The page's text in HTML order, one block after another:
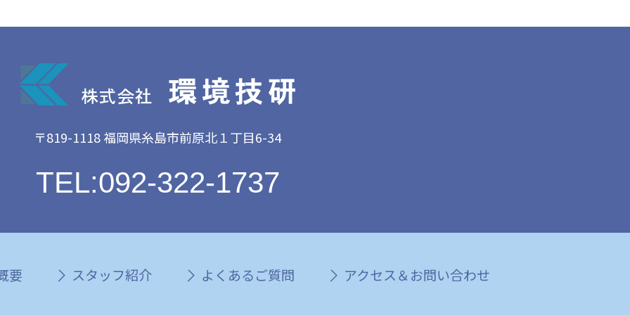
〒819-1118 福岡県糸島市前原北１丁目6-34
TEL:092-322-1737
要 スタッフ紹介 よくあるご質問 アクセス＆お問い合わせ